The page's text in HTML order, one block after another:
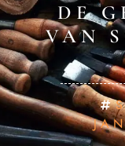
DE
VAN